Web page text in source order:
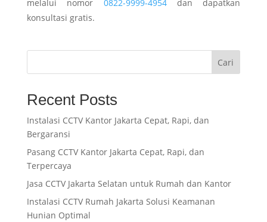
melalui nomor 0822-9999-4954dan dapatkan
konsultasi gratis.
Cari
Recent Posts
Instalasi CCTV Kantor Jakarta Cepat, Rapi, dan
Bergaransi
Pasang CCTV Kantor Jakarta Cepat, Rapi, dan
Terpercaya
Jasa CCTV Jakarta Selatan untuk Rumah dan Kantor
Instalasi CCTV Rumah Jakarta Solusi Keamanan
Hunian Optimal